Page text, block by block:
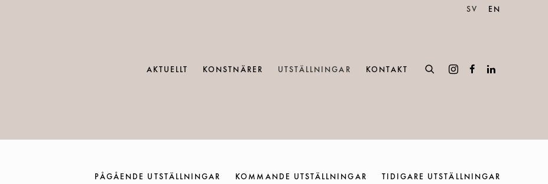
AKTUELLT KONSTNÄRER UTSTÄLLNINGAR KONTAKT
SV EN
PÅGÅENDE UTSTÄLLNINGAR KOMMANDE UTSTÄLLNINGAR TIDIGARE UTSTÄLLNINGAR